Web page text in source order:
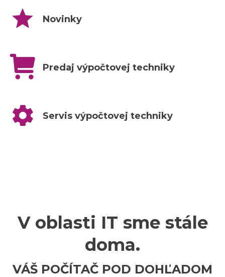
Novinky
Predaj výpočtovej techniky
Servis výpočtovej techniky
V oblasti IT sme stále
doma.
VÁŠ POČÍTAČ POD DOHĽADOM